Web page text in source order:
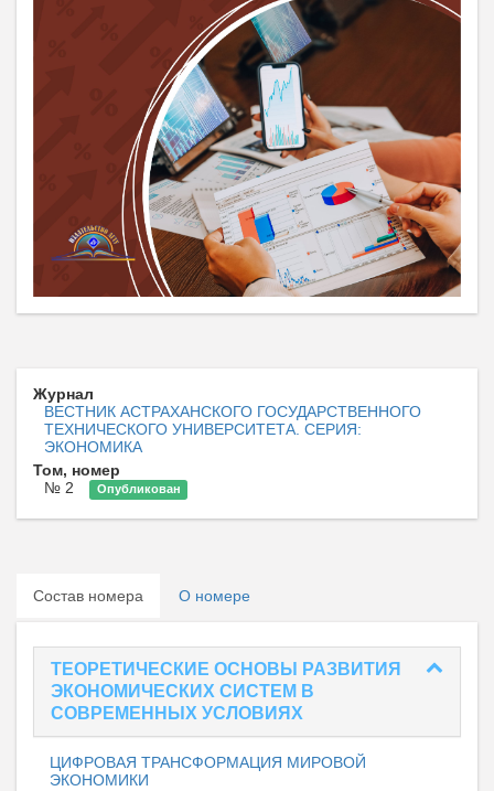
Журнал
ВЕСТНИК АСТРАХАНСКОГО ГОСУДАРСТВЕННОГО
ТЕХНИЧЕСКОГО УНИВЕРСИТЕТА. СЕРИЯ:
ЭКОНОМИКА
Том, номер
№ 2
Опубликован
Состав номера О номере
ТЕОРЕТИЧЕСКИЕ ОСНОВЫ РАЗВИТИЯ
ЭКОНОМИЧЕСКИХ СИСТЕМ В
СОВРЕМЕННЫХ УСЛОВИЯХ
ЦИФРОВАЯ ТРАНСФОРМАЦИЯ МИРОВОЙ
ЭКОНОМИКИ